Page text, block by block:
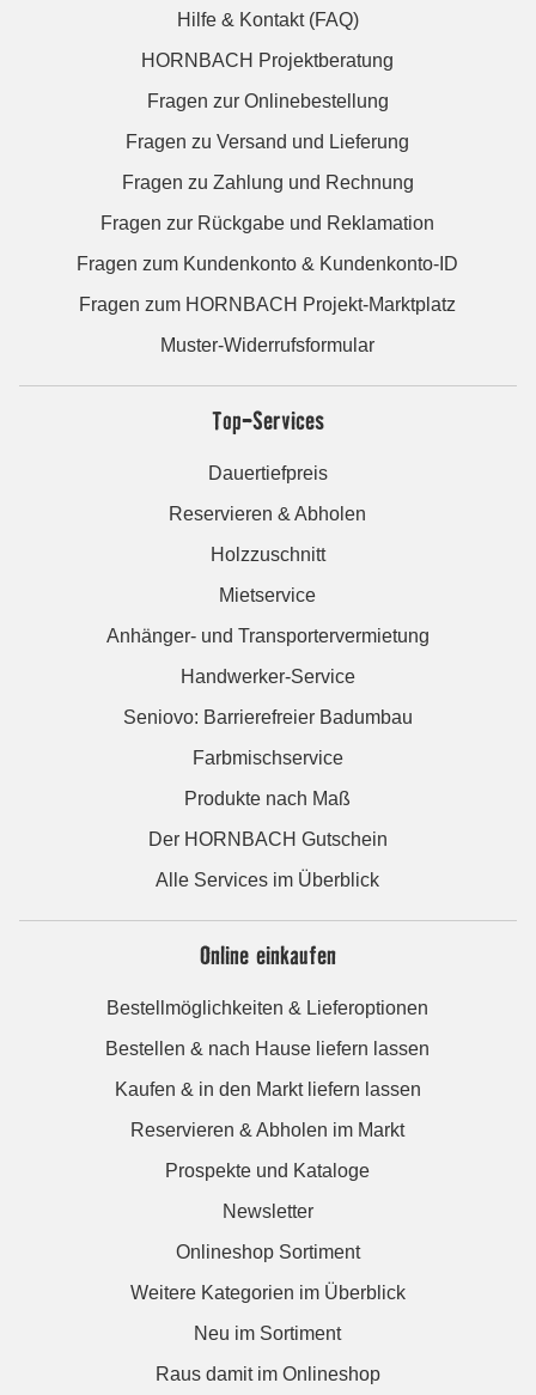
Hilfe & Kontakt (FAQ)
HORNBACH Projektberatung
Fragen zur Onlinebestellung
Fragen zu Versand und Lieferung
Fragen zu Zahlung und Rechnung
Fragen zur Rückgabe und Reklamation
Fragen zum Kundenkonto & Kundenkonto-ID
Fragen zum HORNBACH Projekt-Marktplatz
Muster-Widerrufsformular
Top-Services
Dauertiefpreis
Reservieren & Abholen
Holzzuschnitt
Mietservice
Anhänger- und Transportervermietung
Handwerker-Service
Seniovo: Barrierefreier Badumbau
Farbmischservice
Produkte nach Maß
Der HORNBACH Gutschein
Alle Services im Überblick
Online einkaufen
Bestellmöglichkeiten & Lieferoptionen
Bestellen & nach Hause liefern lassen
Kaufen & in den Markt liefern lassen
Reservieren & Abholen im Markt
Prospekte und Kataloge
Newsletter
Onlineshop Sortiment
Weitere Kategorien im Überblick
Neu im Sortiment
Raus damit im Onlineshop